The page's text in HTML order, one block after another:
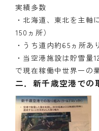
実績多数
・北海道、東北を主軸
150ヵ所）
・うち道内約65ヵ所あ
・当空港施設は貯雪量
で現在稼働中世界一の
二．新千歳空港での